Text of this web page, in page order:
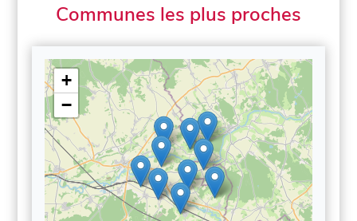
Communes les plus proches
+
−